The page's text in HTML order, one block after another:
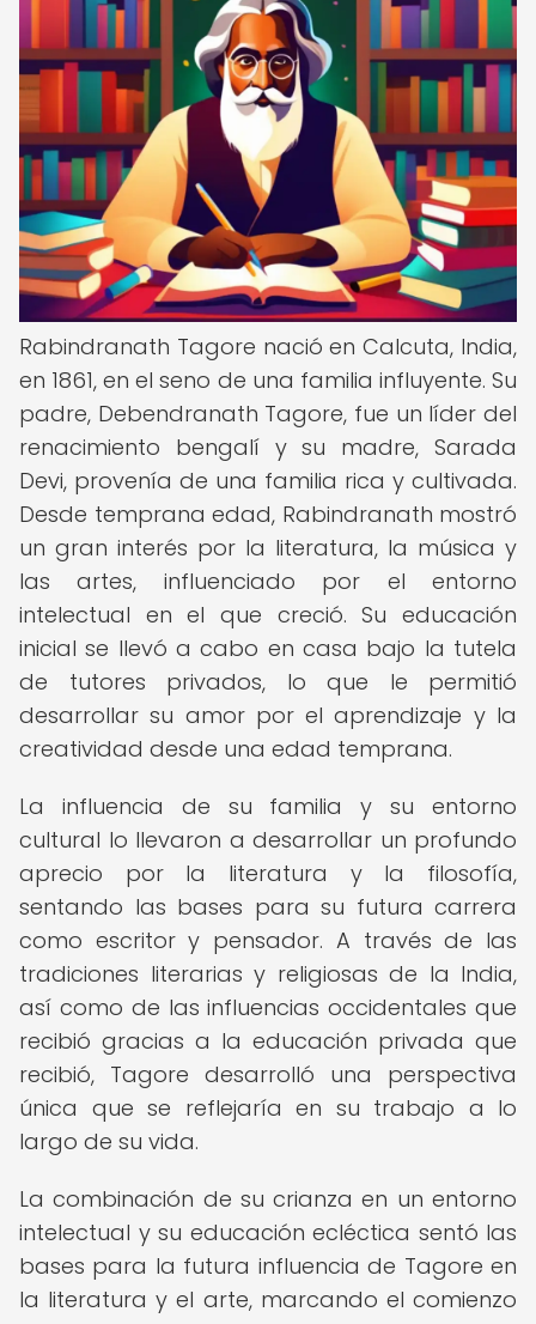
Rabindranath Tagore nació en Calcuta, India,
en 1861, en el seno de una familia influyente. Su
padre, Debendranath Tagore, fue un líder del
renacimiento bengalí y su madre, Sarada
Devi, provenía de una familia rica y cultivada.
Desde temprana edad, Rabindranath mostró
un gran interés por la literatura, la música y
las artes, influenciado por el entorno
intelectual en el que creció. Su educación
inicial se llevó a cabo en casa bajo la tutela
de tutores privados, lo que le permitió
desarrollar su amor por el aprendizaje y la
creatividad desde una edad temprana.
La influencia de su familia y su entorno
cultural lo llevaron a desarrollar un profundo
aprecio por la literatura y la filosofía,
sentando las bases para su futura carrera
como escritor y pensador. A través de las
tradiciones literarias y religiosas de la India,
así como de las influencias occidentales que
recibió gracias a la educación privada que
recibió, Tagore desarrolló una perspectiva
única que se reflejaría en su trabajo a lo
largo de su vida.
La combinación de su crianza en un entorno
intelectual y su educación ecléctica sentó las
bases para la futura influencia de Tagore en
la literatura y el arte, marcando el comienzo